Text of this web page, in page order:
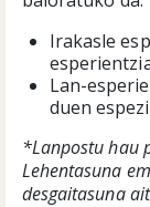
Irakasle
Lan-
duen
*Lanpostu hau
Lehentasuna
desgaitasuna